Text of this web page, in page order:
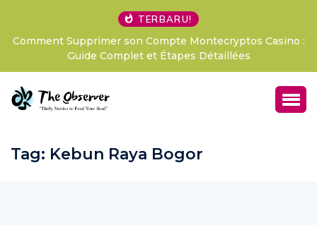
TERBARU!
Supprimer son Compte Montecryptos Casino :
Guide Complet et Étapes Détaillées
Tag: Kebun Raya Bogor